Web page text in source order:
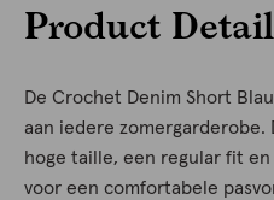
Product
De Crochet Denim Short
aan iedere
hoge taille, een regular fit
voor een comfortabele